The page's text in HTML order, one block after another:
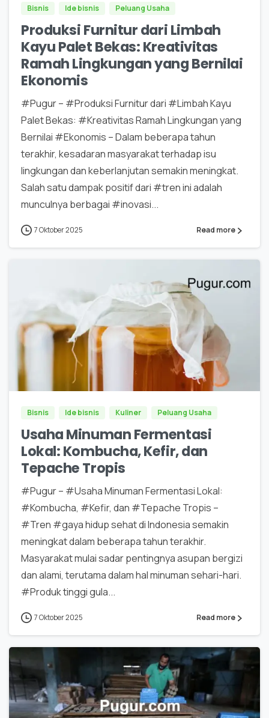
Bisnis Ide bisnis Peluang Usaha
Produksi Furnitur dari Limbah
Kayu Palet Bekas: Kreativitas
Ramah Lingkungan yang Bernilai
Ekonomis
#Pugur – #Produksi Furnitur dari #Limbah Kayu
Palet Bekas: #Kreativitas Ramah Lingkungan yang
Bernilai #Ekonomis – Dalam beberapa tahun
terakhir, kesadaran masyarakat terhadap isu
lingkungan dan keberlanjutan semakin meningkat.
Salah satu dampak positif dari #tren ini adalah
munculnya berbagai #inovasi...
7 Oktober 2025 Read more
Bisnis Ide bisnis Kuliner Peluang Usaha
Usaha Minuman Fermentasi
Lokal: Kombucha, Kefir, dan
Tepache Tropis
#Pugur – #Usaha Minuman Fermentasi Lokal:
#Kombucha, #Kefir, dan #Tepache Tropis –
#Tren #gaya hidup sehat di Indonesia semakin
meningkat dalam beberapa tahun terakhir.
Masyarakat mulai sadar pentingnya asupan bergizi
dan alami, terutama dalam hal minuman sehari-hari.
#Produk tinggi gula...
7 Oktober 2025 Read more